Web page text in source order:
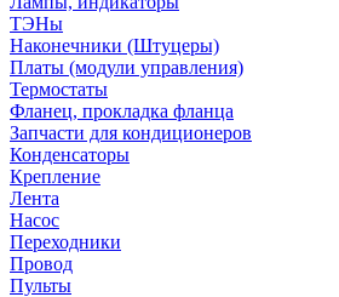
ТЭНы
Наконечники (Штуцеры)
Платы (модули управления)
Термостаты
Фланец, прокладка фланца
Запчасти для кондиционеров
Конденсаторы
Крепление
Лента
Насос
Переходники
Провод
Пульты